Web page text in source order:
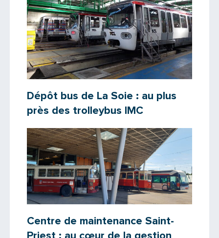
Dépôt bus de La Soie : au plus
près des trolleybus IMC
Centre de maintenance Saint-